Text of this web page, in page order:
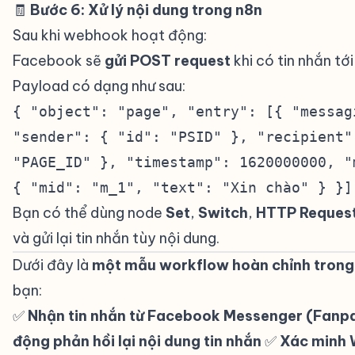
🧾 Bước 6: Xử lý nội dung trong n8n
Sau khi webhook hoạt động:
Facebook sẽ gửi POST request khi có tin nhắn
Payload có dạng như sau:
{ "object": "page", "entry": [{
"sender": { "id": "PSID" },
"PAGE_ID" }, "timestamp": 1620000000,
{ "mid": "m_1", "text": "Xin chào" }
Bạn có thể dùng node Set, Switch, HTTP
và gửi lại tin nhắn tùy nội dung.
Dưới đây là một mẫu workflow hoàn chỉnh
bạn:
✅ Nhận tin nhắn từ Facebook Messenger
động phản hồi lại nội dung tin nhắn ✅ Xác minh